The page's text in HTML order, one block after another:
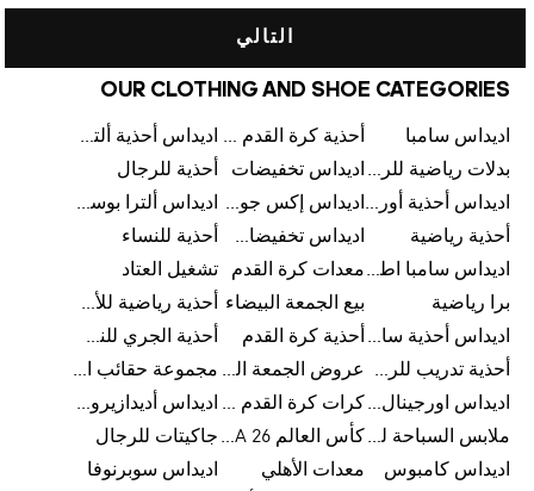
التالي
OUR CLOTHING AND SHOE CATEGORIES
اديداس سامبا أحذية كرة القدم للرجال
اديداس أحذية ألترا بوست للرجال
بدلات رياضية للرجال اديداس تخفيضات
أحذية للرجال
اديداس أحذية أورجينالز
اديداس إكس جود بيلينغهام
اديداس ألترا بوست
أحذية رياضية
اديداس تخفيضات للأطفال
أحذية للنساء
اديداس سامبا اطفالمعدات كرة القدم
تشغيل العتاد
برا رياضية
بيع الجمعة البيضاء
أحذية رياضية للأطفال
اديداس أحذية سامبا للنساء أحذية كرة القدم
أحذية الجري للنساء
أحذية تدريب للرجال
عروض الجمعة البيضاء للرجال
مجموعة حقائب الظهر
اديداس اورجينال ملابس
كرات كرة القدم للرجال
اديداس أديدازيرو معدات الجري
ملابس السباحة للرجال
كأس العالم FIFA 26™ جاكيتات للرجال
اديداس كامبوس
معدات الأهلي
اديداس سوبرنوفا